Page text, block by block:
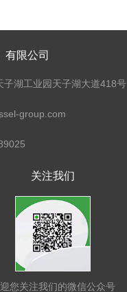
有限公司
子湖工业园天子湖大道418号
group.com
关注我们
您关注我们的微信公众号